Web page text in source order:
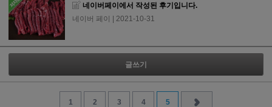
네이버페이에서 작성된 후기입니다.
네이버 페이 | 2021-10-31
글쓰기
1 2 3 4 5